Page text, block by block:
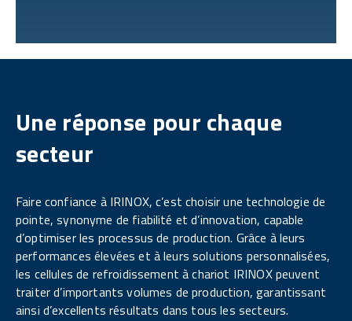
Une réponse pour chaque
secteur
Faire confiance à IRINOX, c’est choisir une technologie de
pointe, synonyme de fiabilité et d’innovation, capable
d’optimiser les processus de production. Grâce à leurs
performances élevées et à leurs solutions personnalisées,
les cellules de refroidissement à chariot IRINOX peuvent
traiter d’importants volumes de production, garantissant
ainsi d’excellents résultats dans tous les secteurs.